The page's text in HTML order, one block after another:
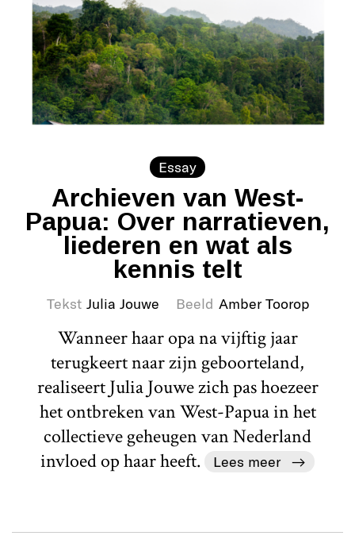
Essay
Archieven van West-
Papua: Over narratieven,
liederen en wat als
kennis telt
Tekst Julia Jouwe Beeld Amber Toorop
Wanneer haar opa na vijftig jaar
terugkeert naar zijn geboorteland,
realiseert Julia Jouwe zich pas hoezeer
het ontbreken van West-Papua in het
collectieve geheugen van Nederland
invloed op haar heeft.
Lees meer